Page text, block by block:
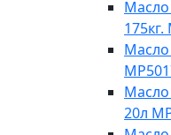
Масло
175кг.
Масло
Масло
20л